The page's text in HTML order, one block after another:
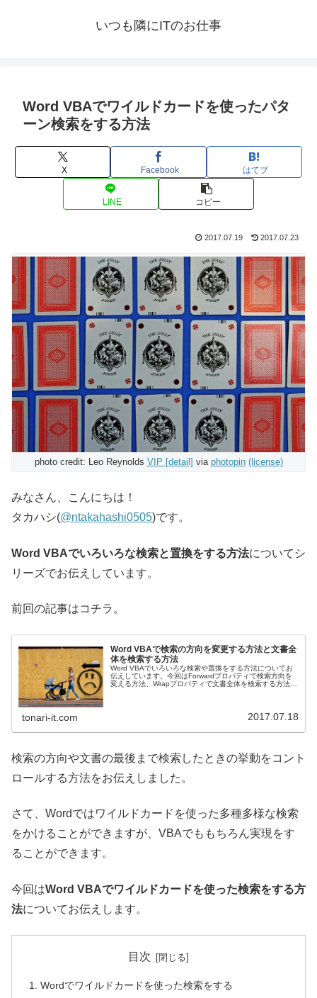
いつも隣にITのお仕事
Word VBAでワイルドカードを使ったパタ
ーン検索をする方法
X Facebook はてブ
LINE コピー
2017.07.19 2017.07.23
photo credit: Leo Reynolds VIP [detail] via photopin (license)
みなさん、こんにちは！
タカハシ(@ntakahashi0505)です。
Word VBAでいろいろな検索と置換をする方法についてシ
リーズでお伝えしています。
前回の記事はコチラ。
Word VBAで検索の方向を変更する方法と文書全
体を検索する方法
Word VBAでいろいろな検索や置換をする方法についてお
伝えしています。今回はForwardプロパティで検索方向を
変える方法、Wrapプロパティで文書全体を検索する方法に
tonari-it.com 2017.07.18
検索の方向や文書の最後まで検索したときの挙動をコント
ロールする方法をお伝えしました。
さて、Wordではワイルドカードを使った多種多様な検索
をかけることができますが、VBAでももちろん実現をす
ることができます。
今回はWord VBAでワイルドカードを使った検索をする方
法についてお伝えします。
目次
Wordでワイルドカードを使った検索をする